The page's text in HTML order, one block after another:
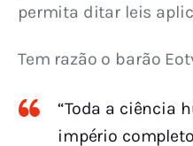
permita ditar leis
Tem razão o barão
“Toda a ciência
império